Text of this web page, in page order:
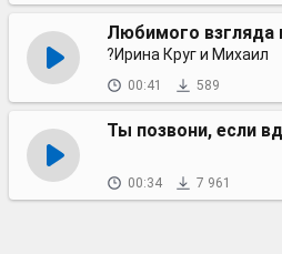
?Ирина Круг и Михаил
00:41 589
Ты позвони, если
00:34 7 961